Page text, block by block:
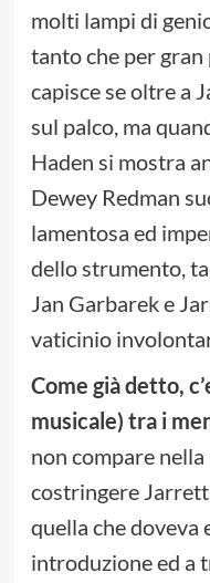
molti lampi di
tanto che per
capisce se oltre a
sul palco, ma
Haden si mostra
Dewey Redman
lamentosa ed
dello strumento,
Jan Garbarek e
vaticinio
Come già detto,
musicale) tra i
non compare
costringere
quella che doveva
introduzione ed a